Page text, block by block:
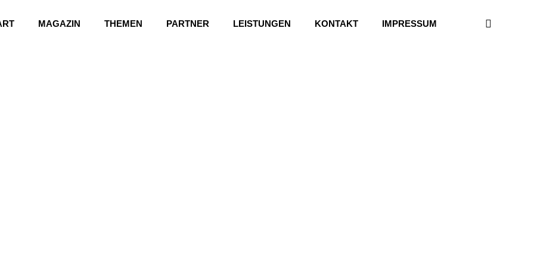
MAGAZIN THEMEN PARTNER LEISTUNGEN KONTAKT IMPRESSUM